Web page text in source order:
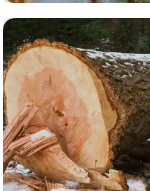
Abattage d'arbres
Spécialistes de l’
nous mettons notre
entretien de jardinet
verts au service de la
durabilité de vos
interventions sont
respectueuses de
conformes aux normes
protéger les biens et les